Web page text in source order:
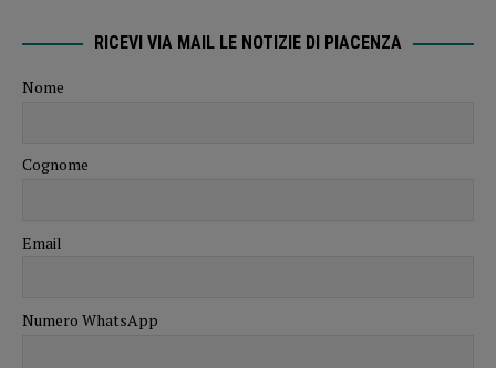
RICEVI VIA MAIL LE NOTIZIE DI PIACENZA
Nome
Cognome
Email
Numero WhatsApp